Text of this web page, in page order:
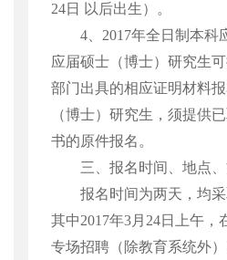
24日
以后出生）。
4
2017年全日制本科
应届硕士（博士）研究生
部门出具的相应证明材料
（博士）研究生，须提供
书的原件报名。
三、报名时间、地点
报名时间为两天，均
其中2017年3月 24日上午，
专场招聘（除教育系统外）